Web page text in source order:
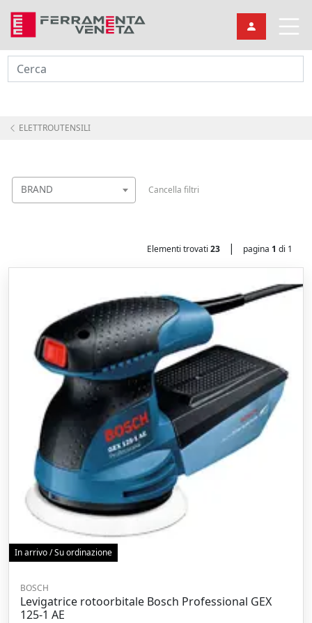
Cerca
ELETTROUTENSILI
BRAND Cancella filtri
Elementi trovati 23 | pagina 1 di 1
In arrivo / Su ordinazione
BOSCH
Levigatrice rotoorbitale Bosch Professional GEX
125-1 AE